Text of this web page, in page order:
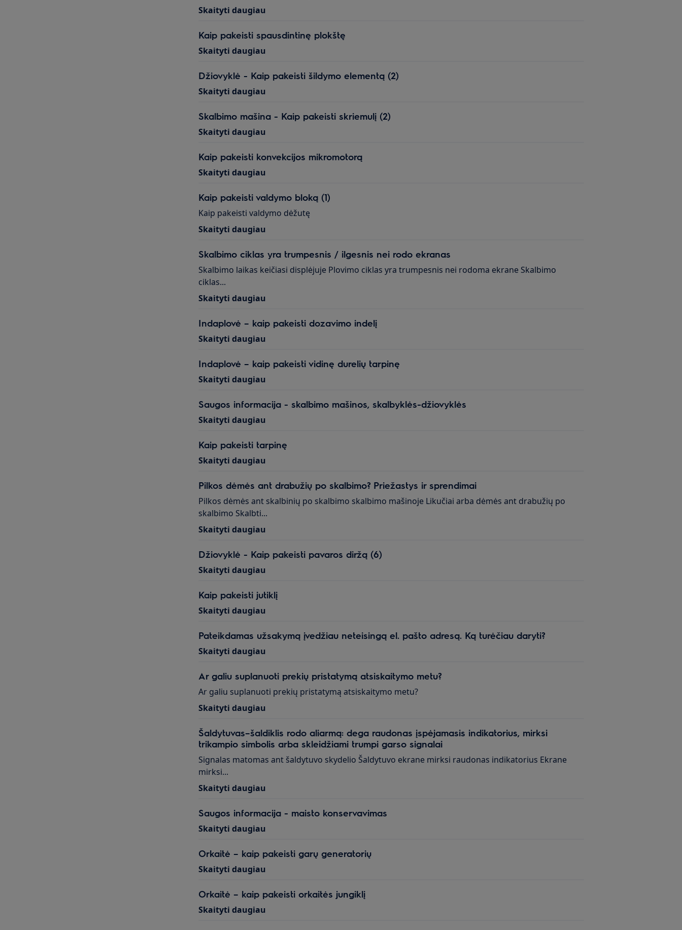
Skaityti daugiau
Kaip pakeisti spausdintinę plokštę
Skaityti daugiau
Džiovyklė - Kaip pakeisti šildymo elementą (2)
Skaityti daugiau
Skalbimo mašina - Kaip pakeisti skriemulį (2)
Skaityti daugiau
Kaip pakeisti konvekcijos mikromotorą
Skaityti daugiau
Kaip pakeisti valdymo bloką (1)
Kaip pakeisti valdymo dėžutę
Skaityti daugiau
Skalbimo ciklas yra trumpesnis / ilgesnis nei rodo ekranas
Skalbimo laikas keičiasi displėjuje Plovimo ciklas yra trumpesnis nei rodoma ekrane Skalbimo
ciklas...
Skaityti daugiau
Indaplovė – kaip pakeisti dozavimo indelį
Skaityti daugiau
Indaplovė – kaip pakeisti vidinę durelių tarpinę
Skaityti daugiau
Saugos informacija - skalbimo mašinos, skalbyklės-džiovyklės
Skaityti daugiau
Kaip pakeisti tarpinę
Skaityti daugiau
Pilkos dėmės ant drabužių po skalbimo? Priežastys ir sprendimai
Pilkos dėmės ant skalbinių po skalbimo skalbimo mašinoje Likučiai arba dėmės ant drabužių po
skalbimo Skalbti...
Skaityti daugiau
Džiovyklė - Kaip pakeisti pavaros diržą (6)
Skaityti daugiau
Kaip pakeisti jutiklį
Skaityti daugiau
Pateikdamas užsakymą įvedžiau neteisingą el. pašto adresą. Ką turėčiau daryti?
Skaityti daugiau
Ar galiu suplanuoti prekių pristatymą atsiskaitymo metu?
Ar galiu suplanuoti prekių pristatymą atsiskaitymo metu?
Skaityti daugiau
Šaldytuvas–šaldiklis rodo aliarmą: dega raudonas įspėjamasis indikatorius, mirksi
trikampio simbolis arba skleidžiami trumpi garso signalai
Signalas matomas ant šaldytuvo skydelio Šaldytuvo ekrane mirksi raudonas indikatorius Ekrane
mirksi...
Skaityti daugiau
Saugos informacija - maisto konservavimas
Skaityti daugiau
Orkaitė – kaip pakeisti garų generatorių
Skaityti daugiau
Orkaitė – kaip pakeisti orkaitės jungiklį
Skaityti daugiau